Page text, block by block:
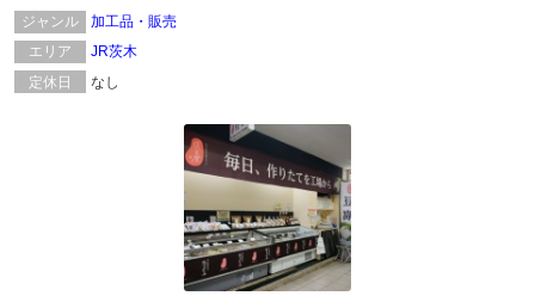
ジャンル
加工品・販売
エリア
JR茨木
定休日
なし